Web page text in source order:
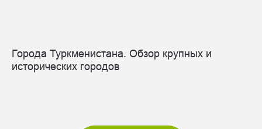
Города Туркменистана. Обзор крупных и
исторических городов